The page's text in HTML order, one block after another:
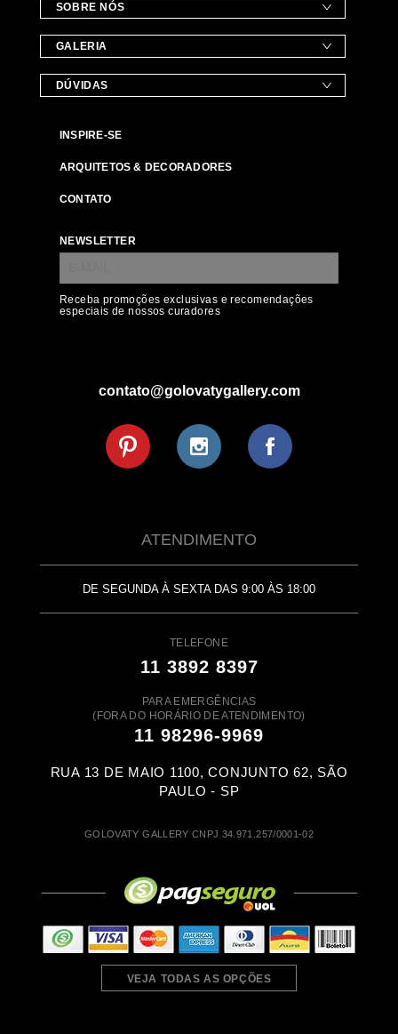
SOBRE NÓS
GALERIA
DÚVIDAS
INSPIRE-SE
ARQUITETOS & DECORADORES
CONTATO
NEWSLETTER
Receba promoções exclusivas e recomendações
especiais de nossos curadores
contato@golovatygallery.com
ATENDIMENTO
DE SEGUNDA À SEXTA DAS 9:00 ÀS 18:00
TELEFONE
11 3892 8397
PARA EMERGÊNCIAS
(FORA DO HORÁRIO DE ATENDIMENTO)
11 98296-9969
RUA 13 DE MAIO 1100, CONJUNTO 62, SÃO
PAULO - SP
GOLOVATY GALLERY CNPJ 34.971.257/0001-02
VEJA TODAS AS OPÇÕES